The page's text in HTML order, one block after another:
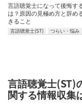
言語聴覚士になって後悔す
は？原因の見極め方と辞め
きること
言語聴覚士(ST) つらい・悩み
言語聴覚士(ST)
関する情報収集